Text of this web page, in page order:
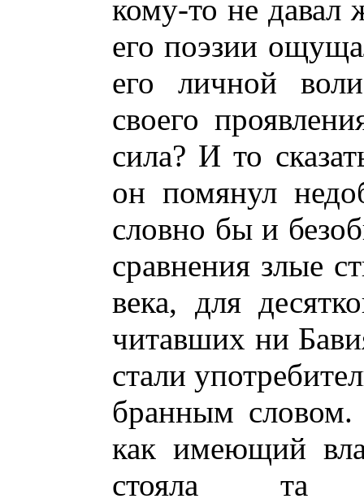
кому-то не давал
его поэзии
его личной
своего
сила? И то
он помянул
словно бы и
сравнения злые
века, для
читавших ни
стали
бранным словом.
как имеющий
стояла та